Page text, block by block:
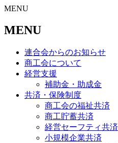
MENU
MENU
連合会からのお知らせ
商工会について
経営支援
補助金・助成金
共済・保険制度
商工会の福祉共済
商工貯蓄共済
経営セーフティ共済
小規模企業共済